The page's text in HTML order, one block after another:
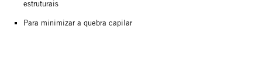
estruturais
Para minimizar a quebra capilar